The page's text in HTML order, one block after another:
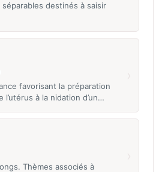
destinés à saisir
favorisant la préparation
l’utérus à la nidation d’un…
Thèmes associés à